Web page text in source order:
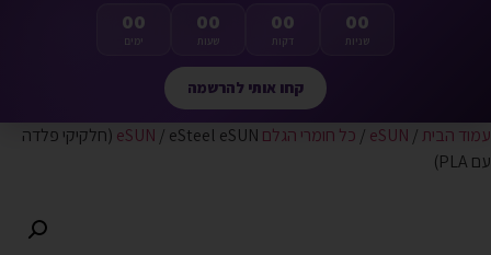
00
ימים
00
שעות
00
דקות
00
שניות
קחו אותי להרשמה
עמוד הבית/
eSUN
/ כל חומרי הגלם eSUN
/ eSteel eSUN (חלקיקי פלדה
עם PLA)